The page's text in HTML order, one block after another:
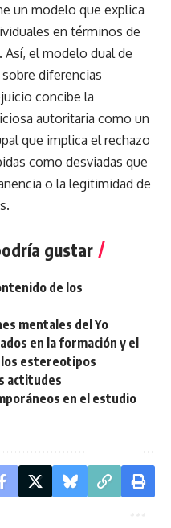
un modelo que explica
en términos de
Así, el modelo dual de
diferencias
concibe la
autoritaria como un
que implica el rechazo
como desviadas que
o la legitimidad de
gustar
de los
mentales del Yo
en la formación y el
estereotipos
actitudes
en el estudio